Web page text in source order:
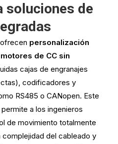
soluciones de
personalización
motores de CC sin
cajas de engranajes
codificadores y
RS485 o CANopen. Este
a los ingenieros
de movimiento totalmente
del cableado y